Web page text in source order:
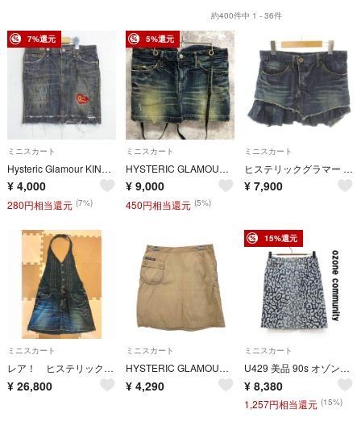
約400件中 1 - 36件
7%還元
ミニスカート
Hysteric Glamour KINKY JEANS ヒステリックグラマー デニム タイト ミニスカート カットオフ ステンシル ハート ワッペン 刺繍 archive vintage ブラック Y2K E757
¥ 4,000
280円相当還元 (7%)
5%還元
ミニスカート
HYSTERIC GLAMOUR ヒステリックグラマー デニムスカート サスペンダー付 ダメージ加工 レディース【F1718-004】
¥ 9,000
450円相当還元 (5%)
ミニスカート
ヒステリックグラマー デニム フリル ミニスカート フレア M 紺 ネイビー
¥ 7,900
ミニスカート
レア！ ヒステリックグラマー ホルターネック サロペットデニムスカート
¥ 26,800
ミニスカート
HYSTERIC GLAMOUR/ヒステリックグラマー/ミニスカート/ベージュ/サイズS/レディース/FC3701
¥ 4,290
15%還元
ミニスカート
U429 美品 90s オゾンコミュニティ デニムミニスカート レオパード柄 S
¥ 8,380
1,257円相当還元 (15%)